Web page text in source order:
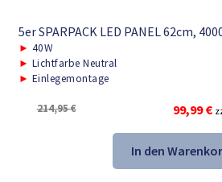
5er SPARPACK LED PANEL 62cm,
► 40W
► Lichtfarbe Neutral
► Einlegemontage
214,95€
Preis
war:
214,95 €
99,99€
In den